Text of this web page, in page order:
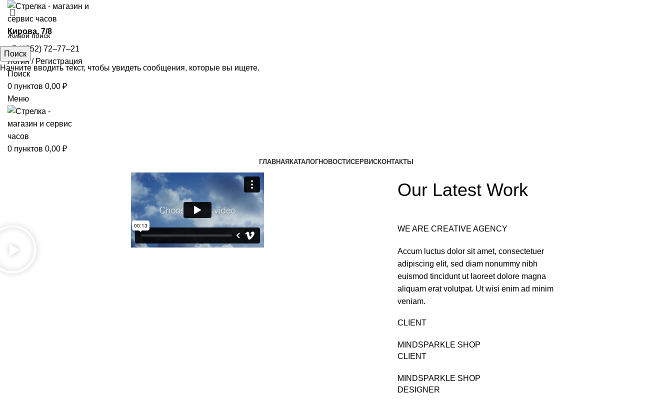
​Кирова, 7/8
+7 (4852) 72‒77‒21
Логин / Регистрация
Поиск
0 пунктов 0,00 ₽
Меню
0 пунктов 0,00 ₽
ГЛАВНАЯ КАТАЛОГНОВОСТИСЕРВИСКОНТАКТЫ
Our Latest Work
WE ARE CREATIVE AGENCY
Accum luctus dolor sit amet, consectetuer
adipiscing elit, sed diam nonummy nibh
euismod tincidunt ut laoreet dolore magna
aliquam erat volutpat. Ut wisi enim ad minim
veniam.
CLIENT
MINDSPARKLE SHOP
CLIENT
MINDSPARKLE SHOP
DESIGNER
Поиск
Начните вводить текст, чтобы увидеть сообщения, которые вы ищете.